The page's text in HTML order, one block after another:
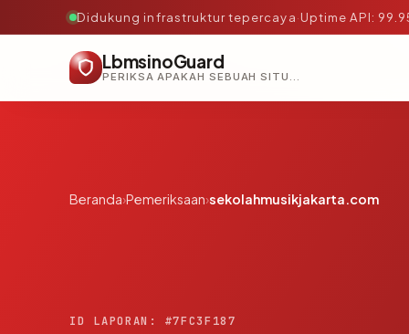
Didukung infrastruktur tepercaya·Uptime API:
LbmsinoGuard
PERIKSA APAKAH SEBUAH SITUS AMAN, TEPERCAYA, DAN TERVERIFIKASI DALAM HITUNGAN DETIK.
Beranda›Pemeriksaan›sekolahmusikjakarta.com
ID LAPORAN: #7FC3F187